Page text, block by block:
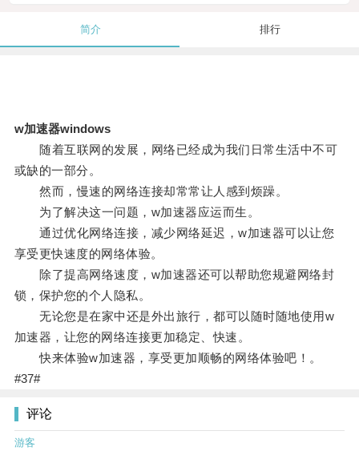
简介 排行
w加速器windows
随着互联网的发展，网络已经成为我们日常生活中不可
或缺的一部分。
然而，慢速的网络连接却常常让人感到烦躁。
为了解决这一问题，w加速器应运而生。
通过优化网络连接，减少网络延迟，w加速器可以让您
享受更快速度的网络体验。
除了提高网络速度，w加速器还可以帮助您规避网络封
锁，保护您的个人隐私。
无论您是在家中还是外出旅行，都可以随时随地使用w
加速器，让您的网络连接更加稳定、快速。
快来体验w加速器，享受更加顺畅的网络体验吧！。
#37#
评论
游客